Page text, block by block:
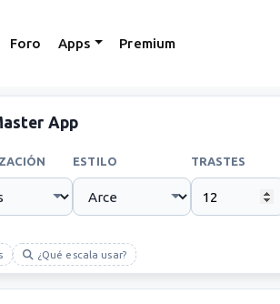
Foro Apps Premium
App
ESTILO TRASTES
¿Qué escala usar?